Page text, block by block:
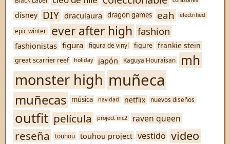
disney DIY draculaura dragon games eah electrified
epic winter ever after high fashion
fashionistas figura figura de vinyl figure frankie stein
great scarrier reef holiday japón Kaguya Houraisan mh
monster high muñeca
muñecas música navidad netflix nuevos diseños
outfit película project mc2 raven queen
reseña touhou touhou project vestido video